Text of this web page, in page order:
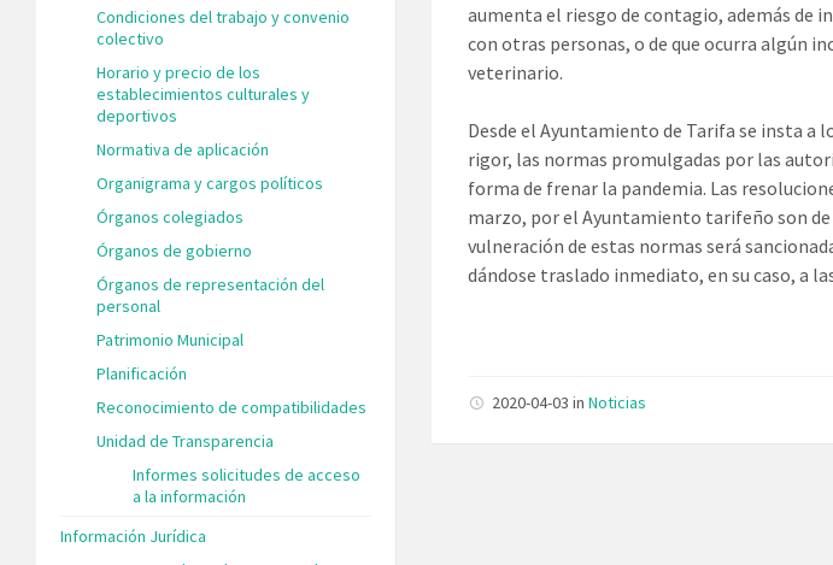
aumenta el riesgo de contagio, además de
con otras personas, o de que ocurra algún
veterinario.
Desde el Ayuntamiento de Tarifa se insta a
rigor, las normas promulgadas por las
forma de frenar la pandemia. Las
marzo, por el Ayuntamiento tarifeño son
vulneración de estas normas será
dándose traslado inmediato, en su caso, a
2020-04-03inNoticias
Condiciones del trabajo y convenio
colectivo
Horario y precio de los
establecimientos culturales y
deportivos
Normativa de aplicación
Organigrama y cargos políticos
Órganos colegiados
Órganos de gobierno
Órganos de representación del
personal
Patrimonio Municipal
Planificación
Reconocimiento de compatibilidades
Unidad de Transparencia
Informes solicitudes de acceso
a la información
Información Jurídica